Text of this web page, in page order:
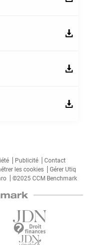
Publicité
Contact
les cookies
Gérer Utiq
©2025 CCM Benchmark